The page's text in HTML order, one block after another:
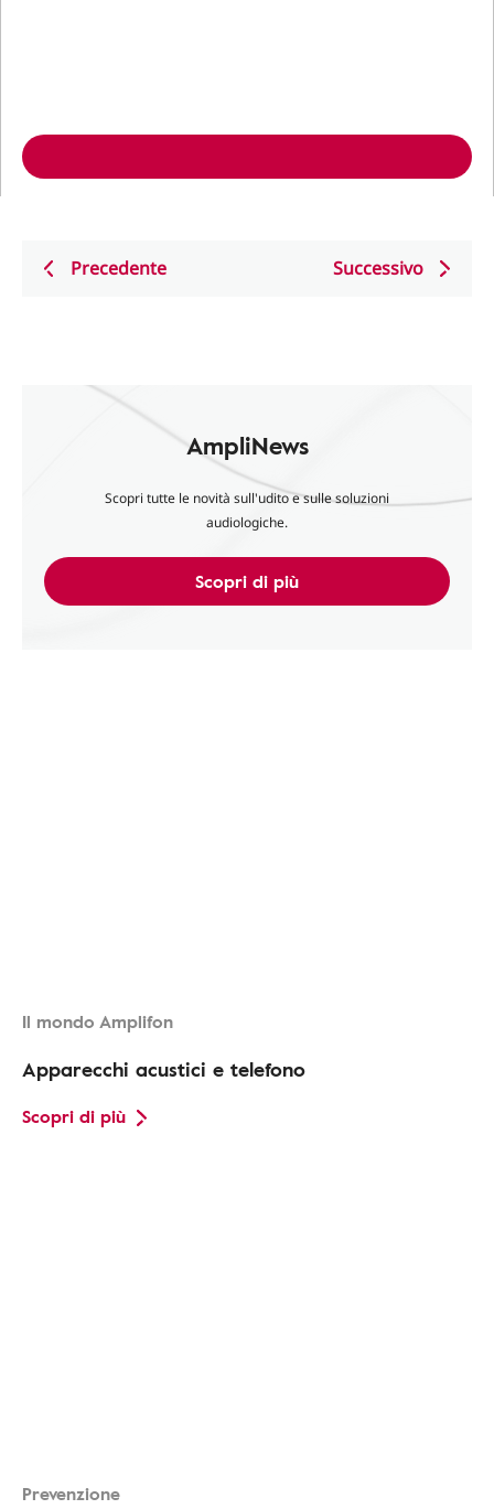
Precedente Successivo
AmpliNews
Scopri tutte le novità sull'udito e sulle soluzioni
audiologiche.
Scopri di più
Il mondo Amplifon
Apparecchi acustici e telefono
Scopri di più
Prevenzione